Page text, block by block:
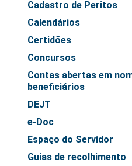
Processuais Unificadas
Comitê do Datajud
Comissão Regional de
Comissão de Ética
Comitê de Priorização do
Comissão de
Comitê de Gestão de
Comissão de
Comitê de Atenção
Cadastro de Peritos
Calendários
Certidões
Concursos
Contas abertas em
beneficiários
DEJT
e-Doc
Espaço do Servidor
Guias de recolhimento